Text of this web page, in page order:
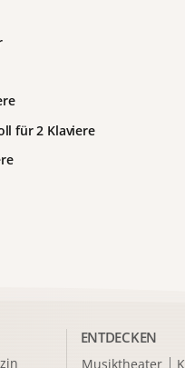
für 2 Klaviere
ENTDECKEN
Musiktheater